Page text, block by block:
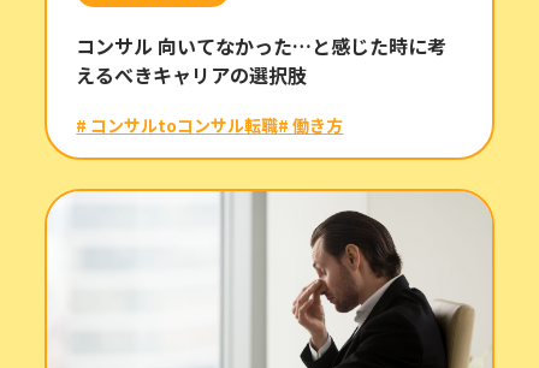
コンサル 向いてなかった…と感じた時に考
えるべきキャリアの選択肢
# コンサルtoコンサル転職# 働き方